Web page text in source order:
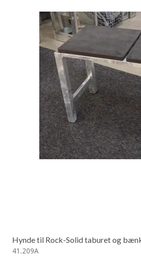
Hynde til Rock-Solid taburet og
41.209A